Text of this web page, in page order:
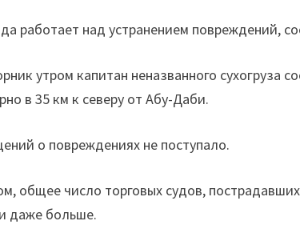
работает над устранением повреждений,
утром капитан неназванного сухогруза
в 35 км к северу от Абу-Даби.
о повреждениях не поступало.
общее число торговых судов,
даже больше.